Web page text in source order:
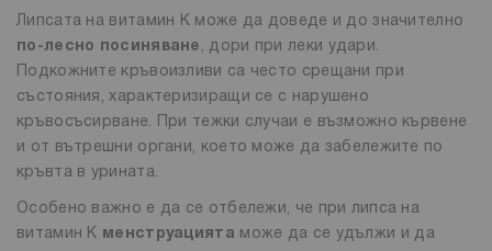
Липсата на витамин К може да доведе и до значително
по-лесно посиняване , дори при леки удари.
Подкожните кръвоизливи са често срещани при
състояния, характеризиращи се с нарушено
кръвосъсирване. При тежки случаи е възможно кървене
и от вътрешни органи, което може да забележите по
кръвта в урината.
Особено важно е да се отбележи, че при липса на
витамин К
менструацията може да се удължи и да